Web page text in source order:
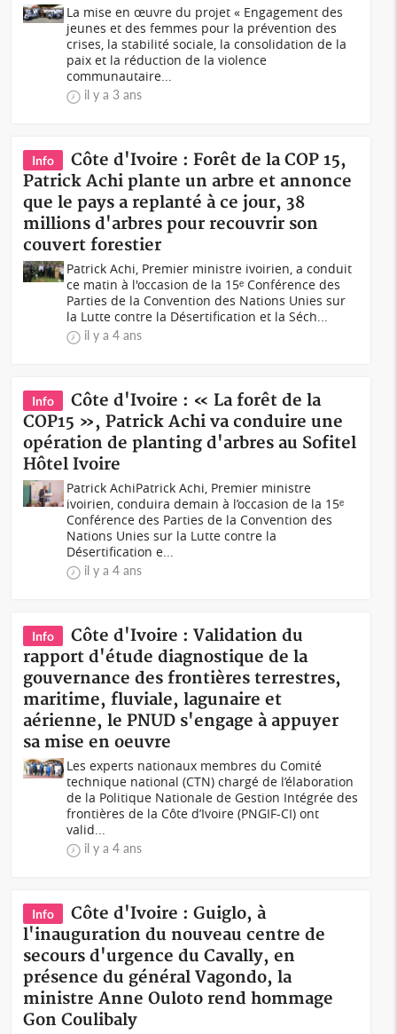
La mise en œuvre du projet « Engagement des
jeunes et des femmes pour la prévention des
crises, la stabilité sociale, la consolidation de la
paix et la réduction de la violence
communautaire...
il y a 3 ans
Info
Côte d'Ivoire : Forêt de la COP 15,
Patrick Achi plante un arbre et annonce
que le pays a replanté à ce jour, 38
millions d'arbres pour recouvrir son
couvert forestier
Patrick Achi, Premier ministre ivoirien, a conduit
ce matin à l'occasion de la 15ᵉ Conférence des
Parties de la Convention des Nations Unies sur
la Lutte contre la Désertification et la Séch...
il y a 4 ans
Info
Côte d'Ivoire : « La forêt de la
COP15 », Patrick Achi va conduire une
opération de planting d'arbres au Sofitel
Hôtel Ivoire
Patrick AchiPatrick Achi, Premier ministre
ivoirien, conduira demain à l’occasion de la 15ᵉ
Conférence des Parties de la Convention des
Nations Unies sur la Lutte contre la
Désertification e...
il y a 4 ans
Info
Côte d'Ivoire : Validation du
rapport d'étude diagnostique de la
gouvernance des frontières terrestres,
maritime, fluviale, lagunaire et
aérienne, le PNUD s'engage à appuyer
sa mise en oeuvre
Les experts nationaux membres du Comité
technique national (CTN) chargé de l’élaboration
de la Politique Nationale de Gestion Intégrée des
frontières de la Côte d’Ivoire (PNGIF-CI) ont
valid...
il y a 4 ans
Info
Côte d'Ivoire : Guiglo, à
l'inauguration du nouveau centre de
secours d'urgence du Cavally, en
présence du général Vagondo, la
ministre Anne Ouloto rend hommage
Gon Coulibaly